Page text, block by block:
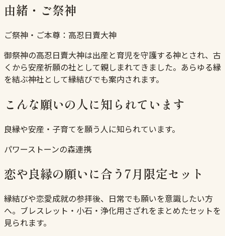
由緒・ご祭神
ご祭神・ご本尊： 高忍日賣大神
御祭神の高忍日賣大神は出産と育児を守護する神とされ、古
くから安産祈願の社として親しまれてきました。あらゆる縁
を結ぶ神社として縁結びでも案内されます。
こんな願いの人に知られています
良縁や安産・子育てを願う人に知られています。
パワーストーンの森連携
恋や良縁の願いに合う7月限定セット
縁結びや恋愛成就の参拝後、日常でも願いを意識したい方
へ。ブレスレット・小石・浄化用さざれをまとめたセットを
見られます。